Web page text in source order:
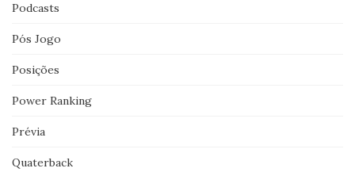
Podcasts
Pós Jogo
Posições
Power Ranking
Prévia
Quaterback